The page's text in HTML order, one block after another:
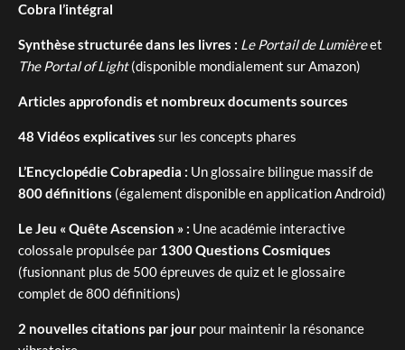
Cobra l’intégral
Synthèse structurée dans les livres : Le Portail de Lumièreet
The Portal of Light(disponible mondialement sur Amazon)
Articles approfondis et nombreux documents sources
48 Vidéos explicatives sur les concepts phares
L’Encyclopédie Cobrapedia : Un glossaire bilingue massif de
800 définitions (également disponible en application Android)
Le Jeu « Quête Ascension » : Une académie interactive
colossale propulsée par 1300 Questions Cosmiques
(fusionnant plus de 500 épreuves de quiz et le glossaire
complet de 800 définitions)
2 nouvelles citations par jour pour maintenir la résonance